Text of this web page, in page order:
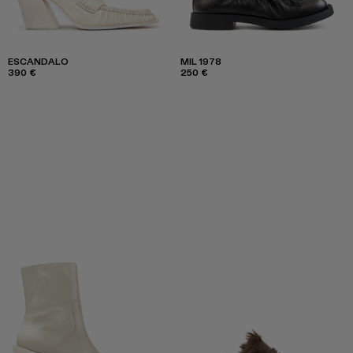
ESCANDALO
390 €
MIL 1978
250 €